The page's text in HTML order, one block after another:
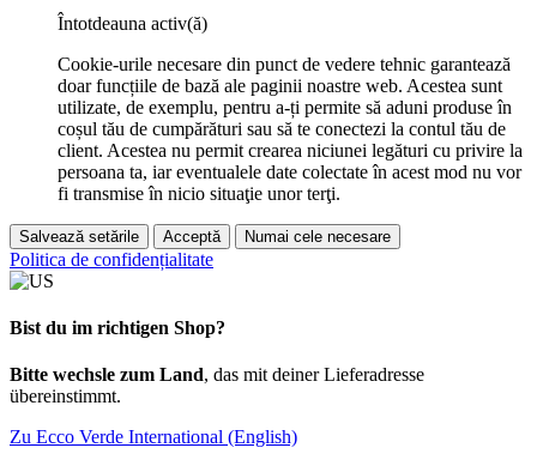
Întotdeauna activ(ă)
Cookie-urile necesare din punct de vedere tehnic garantează
doar funcțiile de bază ale paginii noastre web. Acestea sunt
utilizate, de exemplu, pentru a-ți permite să aduni produse în
coșul tău de cumpărături sau să te conectezi la contul tău de
client. Acestea nu permit crearea niciunei legături cu privire la
persoana ta, iar eventualele date colectate în acest mod nu vor
fi transmise în nicio situaţie unor terţi.
Salvează setările Acceptă Numai cele necesare
Politica de confidențialitate
Bist du im richtigen Shop?
Bitte wechsle zum Land, das mit deiner Lieferadresse
übereinstimmt.
Zu Ecco Verde International (English)